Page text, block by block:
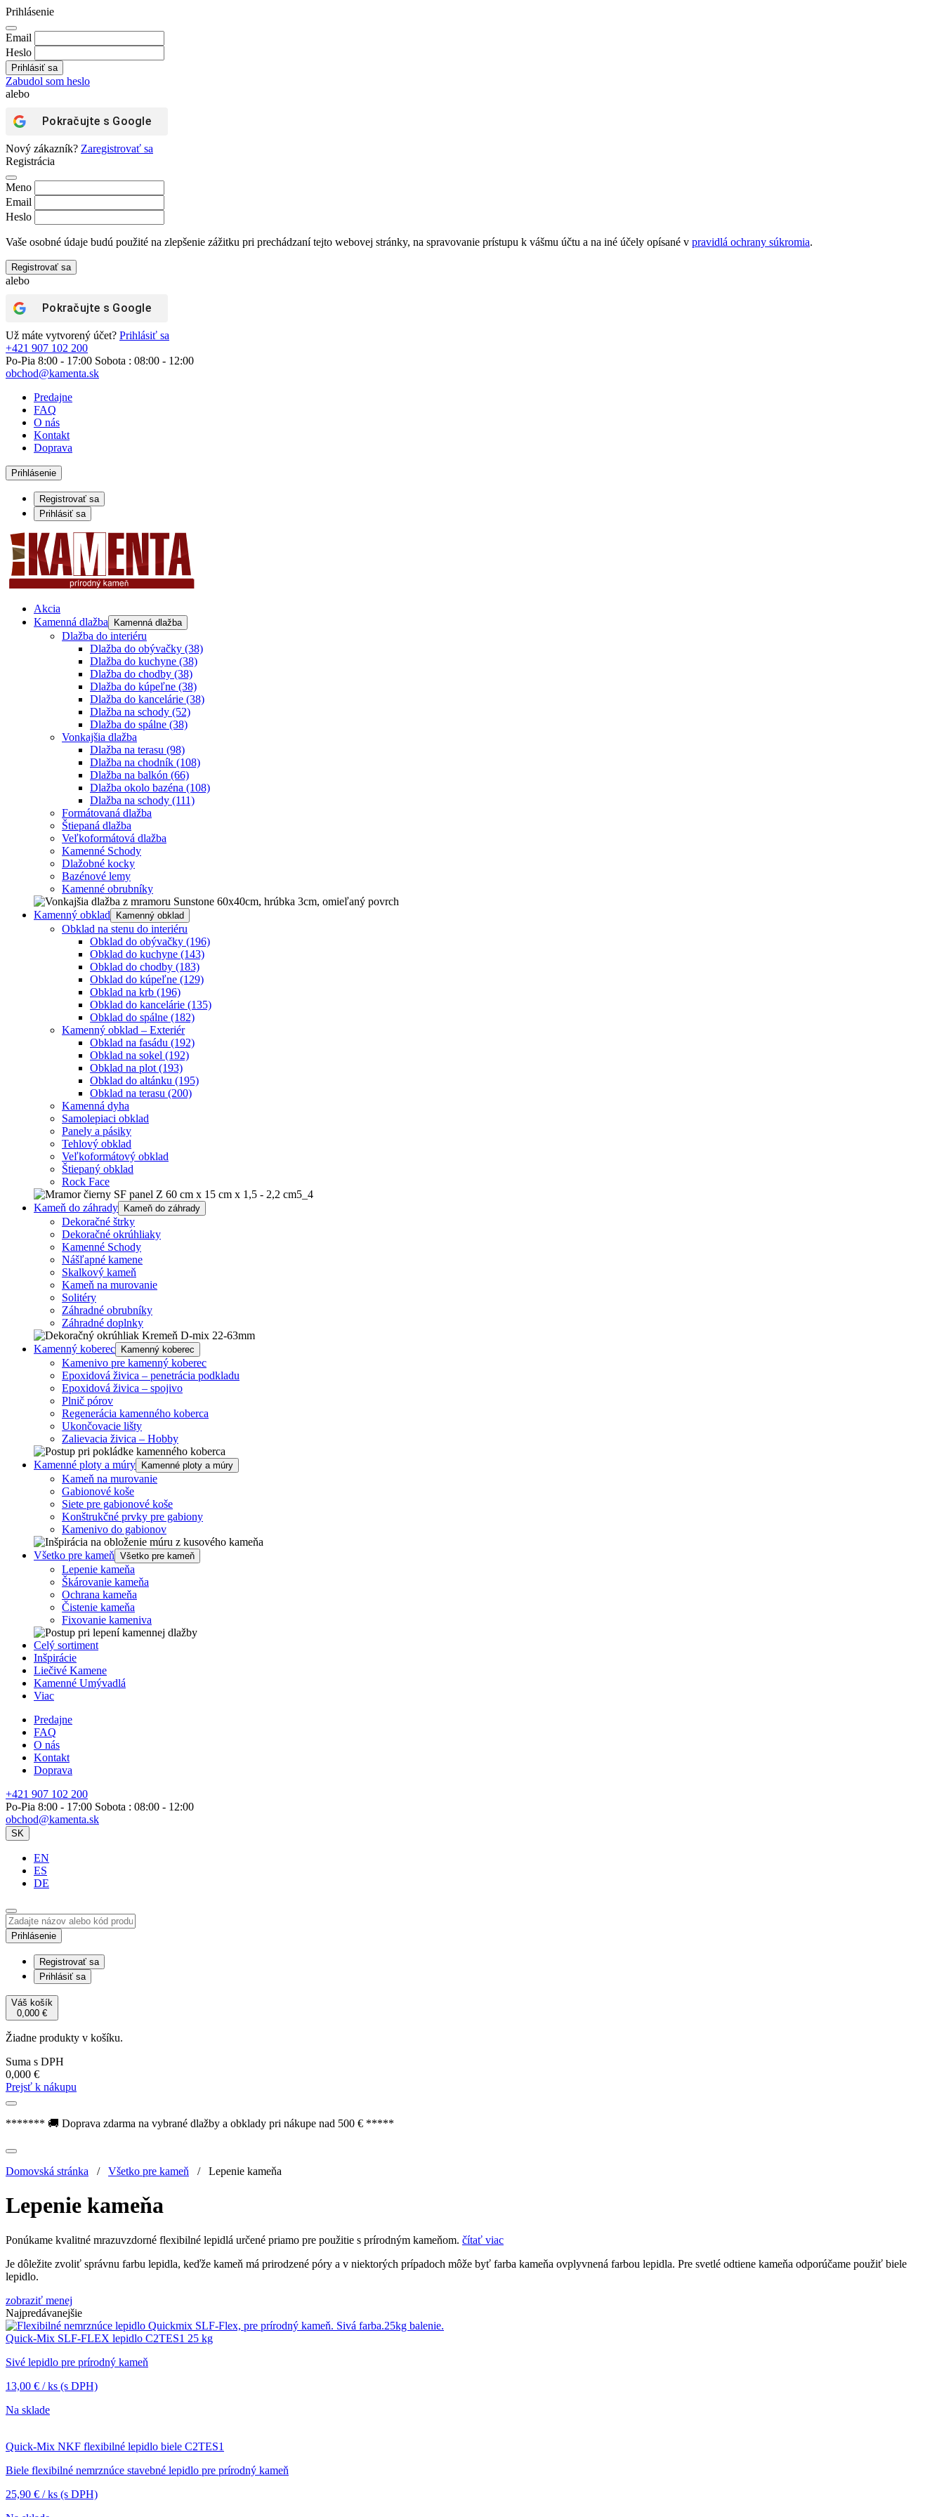
Prihlásenie
Email
Heslo
Zabudol som heslo
alebo
Pokračujte s Google
Nový zákazník? Zaregistrovať sa
Registrácia
Meno
Email
Heslo
Vaše osobné údaje budú použité na zlepšenie zážitku pri prechádzaní tejto webovej stránky, na spravovanie prístupu k vášmu účtu a na iné účely opísané v pravidlá ochrany súkromia.
Registrovať sa
alebo
Pokračujte s Google
Už máte vytvorený účet? Prihlásiť sa
+421 907 102 200
Po-Pia 8:00 - 17:00 Sobota : 08:00 - 12:00
obchod@kamenta.sk
Predajne
FAQ
O nás
Kontakt
Doprava
Prihlásenie
Registrovať sa
Prihlásiť sa
Akcia
Kamenná dlažba
Kamenná dlažba
Dlažba do interiéru
Dlažba do obývačky (38)
Dlažba do kuchyne (38)
Dlažba do chodby (38)
Dlažba do kúpeľne (38)
Dlažba do kancelárie (38)
Dlažba na schody (52)
Dlažba do spálne (38)
Vonkajšia dlažba
Dlažba na terasu (98)
Dlažba na chodník (108)
Dlažba na balkón (66)
Dlažba okolo bazéna (108)
Dlažba na schody (111)
Formátovaná dlažba
Štiepaná dlažba
Veľkoformátová dlažba
Kamenné Schody
Dlažobné kocky
Bazénové lemy
Kamenné obrubníky
Kamenný obklad Kamenný obklad
Obklad na stenu do interiéru
Obklad do obývačky (196)
Obklad do kuchyne (143)
Obklad do chodby (183)
Obklad do kúpeľne (129)
Obklad na krb (196)
Obklad do kancelárie (135)
Obklad do spálne (182)
Kamenný obklad – Exteriér
Obklad na fasádu (192)
Obklad na sokel (192)
Obklad na plot (193)
Obklad do altánku (195)
Obklad na terasu (200)
Kamenná dyha
Samolepiaci obklad
Panely a pásiky
Tehlový obklad
Veľkoformátový obklad
Štiepaný obklad
Rock Face
Kameň do záhrady Kameň do záhrady
Dekoračné štrky
Dekoračné okrúhliaky
Kamenné Schody
Nášľapné kamene
Skalkový kameň
Kameň na murovanie
Solitéry
Záhradné obrubníky
Záhradné doplnky
Kamenný koberec Kamenný koberec
Kamenivo pre kamenný koberec
Epoxidová živica – penetrácia podkladu
Epoxidová živica – spojivo
Plnič pórov
Regenerácia kamenného koberca
Ukončovacie lišty
Zalievacia živica – Hobby
Kamenné ploty a múry Kamenné ploty a múry
Kameň na murovanie
Gabionové koše
Siete pre gabionové koše
Konštrukčné prvky pre gabiony
Kamenivo do gabionov
Všetko pre kameň Všetko pre kameň
Lepenie kameňa
Škárovanie kameňa
Ochrana kameňa
Čistenie kameňa
Fixovanie kameniva
Celý sortiment
Inšpirácie
Liečivé Kamene
Kamenné Umývadlá
Viac
Predajne
FAQ
O nás
Kontakt
Doprava
+421 907 102 200
Po-Pia 8:00 - 17:00 Sobota : 08:00 - 12:00
obchod@kamenta.sk
SK
EN
ES
DE
Prihlásenie
Registrovať sa
Prihlásiť sa
Váš košík
0,000 €
Žiadne produkty v košíku.
Suma s DPH
0,000 €
Prejsť k nákupu
******* 🚚 Doprava zdarma na vybrané dlažby a obklady pri nákupe nad 500 € *****
Domovská stránka / Všetko pre kameň / Lepenie kameňa
Lepenie kameňa
Ponúkame kvalitné mrazuvzdorné flexibilné lepidlá určené priamo pre použitie s prírodným kameňom. čítať viac
Je dôležite zvoliť správnu farbu lepidla, keďže kameň má prirodzené póry a v niektorých prípadoch môže byť farba kameňa ovplyvnená farbou lepidla. Pre svetlé odtiene kameňa odporúčame použiť biele
lepidlo.
zobraziť menej
Najpredávanejšie
Quick-Mix SLF-FLEX lepidlo C2TES1 25 kg
Sivé lepidlo pre prírodný kameň
13,00 € / ks (s DPH)
Na sklade
Quick-Mix NKF flexibilné lepidlo biele C2TES1
Biele flexibilné nemrznúce stavebné lepidlo pre prírodný kameň
25,90 € / ks (s DPH)